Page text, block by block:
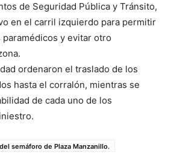
de Seguridad Pública y Tránsito,
en el carril izquierdo para permitir
y evitar otro
ordenaron el traslado de los
hasta el corralón, mientras se
de cada uno de los
semáforo de Plaza Manzanillo.